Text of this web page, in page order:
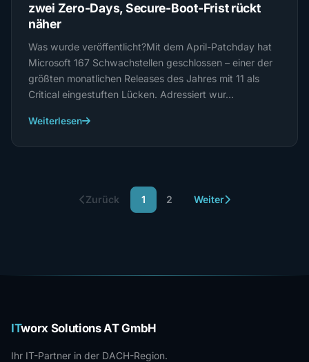
zwei Zero-Days, Secure-Boot-Frist rückt
näher
Was wurde veröffentlicht?Mit dem April-Patchday hat
Microsoft 167 Schwachstellen geschlossen – einer der
größten monatlichen Releases des Jahres mit 11 als
Critical eingestuften Lücken. Adressiert wur…
Weiterlesen
Zurück 1 2 Weiter
ITworx Solutions AT GmbH
Ihr IT-Partner in der DACH-Region.